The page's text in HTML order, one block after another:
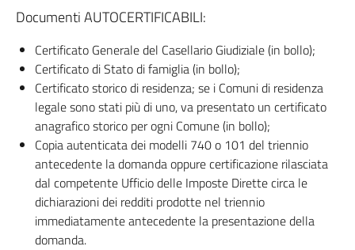
Documenti AUTOCERTIFICABILI:
Certificato Generale del Casellario Giudiziale (in bollo);
Certificato di Stato di famiglia (in bollo);
Certificato storico di residenza; se i Comuni di residenza
legale sono stati più di uno, va presentato un certificato
anagrafico storico per ogni Comune (in bollo);
Copia autenticata dei modelli 740 o 101 del triennio
antecedente la domanda oppure certificazione rilasciata
dal competente Ufficio delle Imposte Dirette circa le
dichiarazioni dei redditi prodotte nel triennio
immediatamente antecedente la presentazione della
domanda.